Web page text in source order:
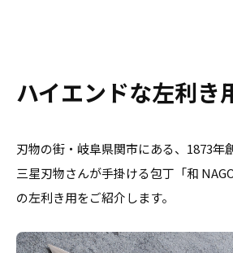
ハイエンドな左利き
刃物の街・岐阜県関市にある、1873年
三星刃物さんが手掛ける包丁「和
の左利き用をご紹介します。